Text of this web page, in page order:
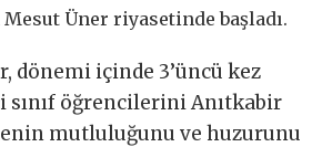
Üner riyasetinde başladı.
dönemi içinde 3’üncü kez
sınıf öğrencilerini Anıtkabir
mutluluğunu ve huzurunu